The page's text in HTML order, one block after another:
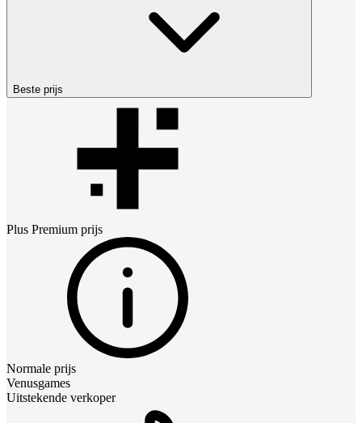
Beste prijs
Plus Premium prijs
Normale prijs
Venusgames
Uitstekende verkoper